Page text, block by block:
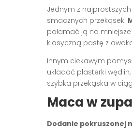
Jednym z
smacznych przekąsek.
połamać ją na
klasyczną pastę z
Innym ciekawym
układać plasterki
szybka przekąska w
Maca w
Dodanie pokruszonej